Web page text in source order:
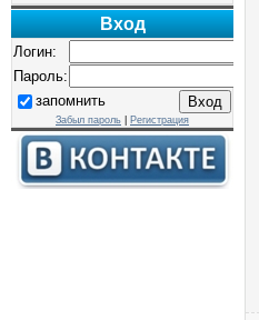
Вход
Логин:
Пароль:
запомнить
Забыл пароль Регистрация